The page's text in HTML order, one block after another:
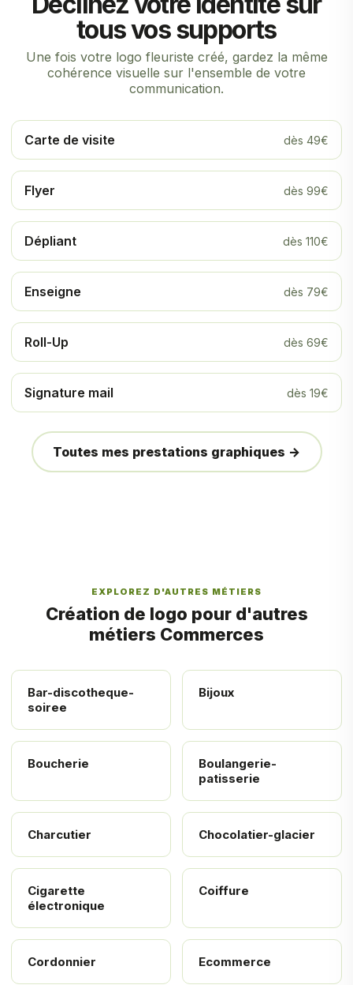
tous vos supports
Une fois votre logo fleuriste créé, gardez la même
cohérence visuelle sur l'ensemble de votre
communication.
Carte de visite dès 49€
Flyer dès 99€
Dépliant dès 110€
Enseigne dès 79€
Roll-Up dès 69€
Signature mail dès 19€
Toutes mes prestations graphiques →
EXPLOREZ D'AUTRES MÉTIERS
Création de logo pour d'autres
métiers Commerces
Bar-discotheque-
soiree
Bijoux
Boucherie
Boulangerie-
patisserie
Charcutier Chocolatier-glacier
Cigarette
électronique
Coiffure
Cordonnier Ecommerce